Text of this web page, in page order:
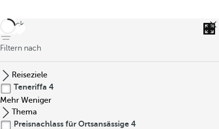
zurück
Filtern nach
Reiseziele
Teneriffa 4
Mehr Weniger
Thema
Preisnachlass für Ortsansässige 4